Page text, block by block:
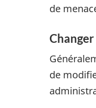
de
de